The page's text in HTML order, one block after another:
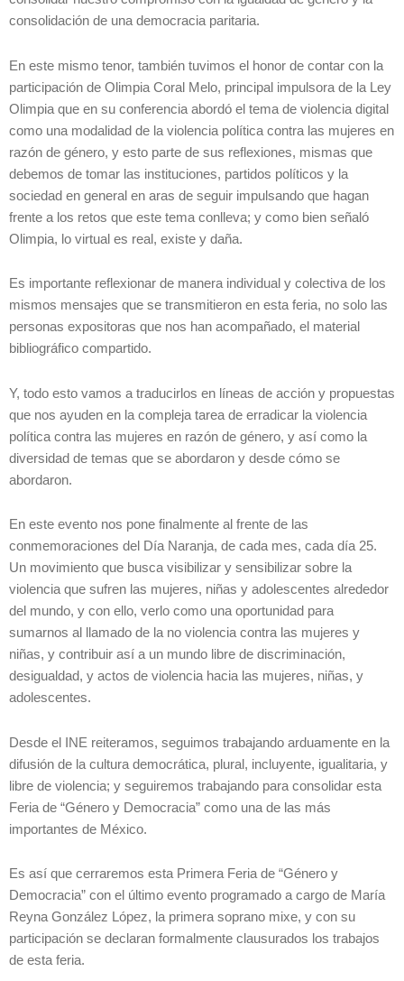
consolidación de una democracia paritaria.
En este mismo tenor, también tuvimos el honor de contar con la
participación de Olimpia Coral Melo, principal impulsora de la Ley
Olimpia que en su conferencia abordó el tema de violencia digital
como una modalidad de la violencia política contra las mujeres en
razón de género, y esto parte de sus reflexiones, mismas que
debemos de tomar las instituciones, partidos políticos y la
sociedad en general en aras de seguir impulsando que hagan
frente a los retos que este tema conlleva; y como bien señaló
Olimpia, lo virtual es real, existe y daña.
Es importante reflexionar de manera individual y colectiva de los
mismos mensajes que se transmitieron en esta feria, no solo las
personas expositoras que nos han acompañado, el material
bibliográfico compartido.
Y, todo esto vamos a traducirlos en líneas de acción y propuestas
que nos ayuden en la compleja tarea de erradicar la violencia
política contra las mujeres en razón de género, y así como la
diversidad de temas que se abordaron y desde cómo se
abordaron.
En este evento nos pone finalmente al frente de las
conmemoraciones del Día Naranja, de cada mes, cada día 25.
Un movimiento que busca visibilizar y sensibilizar sobre la
violencia que sufren las mujeres, niñas y adolescentes alrededor
del mundo, y con ello, verlo como una oportunidad para
sumarnos al llamado de la no violencia contra las mujeres y
niñas, y contribuir así a un mundo libre de discriminación,
desigualdad, y actos de violencia hacia las mujeres, niñas, y
adolescentes.
Desde el INE reiteramos, seguimos trabajando arduamente en la
difusión de la cultura democrática, plural, incluyente, igualitaria, y
libre de violencia; y seguiremos trabajando para consolidar esta
Feria de “Género y Democracia” como una de las más
importantes de México.
Es así que cerraremos esta Primera Feria de “Género y
Democracia” con el último evento programado a cargo de María
Reyna González López, la primera soprano mixe, y con su
participación se declaran formalmente clausurados los trabajos
de esta feria.